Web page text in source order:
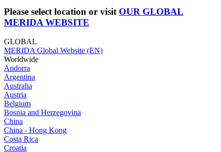
Please select location or visit OUR GLOBAL
MERIDA WEBSITE
GLOBAL
MERIDA Global Website (EN)
Worldwide
Andorra
Argentina
Australia
Austria
Belgium
Bosnia and Herzegovina
China
China - Hong Kong
Costa Rica
Croatia